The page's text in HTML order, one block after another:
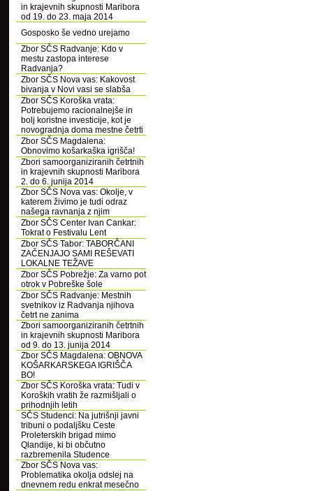
in krajevnih skupnosti Maribora
od 19. do 23. maja 2014
Gosposko še vedno urejamo
Zbor SČS Radvanje: Kdo v
mestu zastopa interese
Radvanja?
Zbor SČS Nova vas: Kakovost
bivanja v Novi vasi se slabša
Zbor SČS Koroška vrata:
Potrebujemo racionalnejše in
bolj koristne investicije, kot je
novogradnja doma mestne četrti
Zbor SČS Magdalena:
Obnovimo košarkaška igrišča!
Zbori samoorganiziranih četrtnih
in krajevnih skupnosti Maribora
2. do 6. junija 2014
Zbor SČS Nova vas: Okolje, v
katerem živimo je tudi odraz
našega ravnanja z njim
Zbor SČS Center Ivan Cankar:
Tokrat o Festivalu Lent
Zbor SČS Tabor: TABORČANI
ZAČENJAJO SAMI REŠEVATI
LOKALNE TEŽAVE
Zbor SČS Pobrežje: Za varno pot
otrok v Pobreške šole
Zbor SČS Radvanje: Mestnih
svetnikov iz Radvanja njihova
četrt ne zanima
Zbori samoorganiziranih četrtnih
in krajevnih skupnosti Maribora
od 9. do 13. junija 2014
Zbor SČS Magdalena: OBNOVA
KOŠARKARSKEGA IGRIŠČA
BO!
Zbor SČS Koroška vrata: Tudi v
Koroških vratih že razmišljali o
prihodnjih letih
SČS Studenci: Na jutrišnji javni
tribuni o podaljšku Ceste
Proleterskih brigad mimo
Qlandije, ki bi občutno
razbremenila Studence
Zbor SČS Nova vas:
Problematika okolja odslej na
dnevnem redu enkrat mesečno